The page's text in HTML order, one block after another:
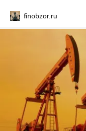
finobzor.ru